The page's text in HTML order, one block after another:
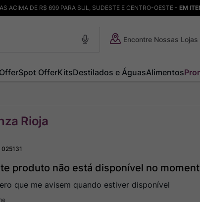
ACIMA DE R$ 699 PARA SUL, SUDESTE E CENTRO-OESTE - EM
Encontre Nossas Lojas
Spot OfferKitsDestilados e ÁguasAlimentos
Rioja
025131
produto não está disponível no
que me avisem quando estiver disponível